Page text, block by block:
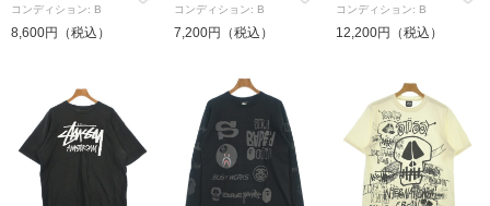
コンディション: B
8,600円（税込）
コンディション: B
7,200円（税込）
コンディション: B
12,200円（税込）